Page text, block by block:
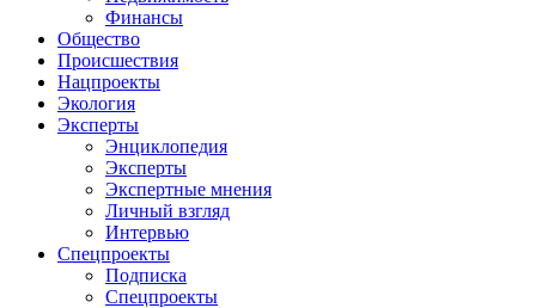
Финансы
Общество
Происшествия
Нацпроекты
Экология
Эксперты
Энциклопедия
Эксперты
Экспертные мнения
Личный взгляд
Интервью
Спецпроекты
Подписка
Спецпроекты